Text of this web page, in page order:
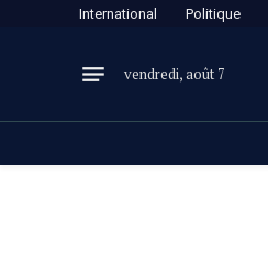
International Politique
vendredi, août 7